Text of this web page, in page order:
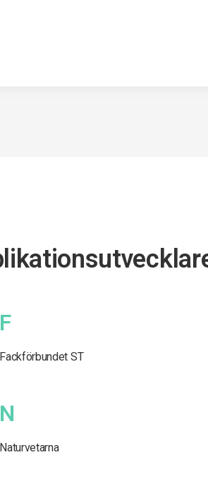
F
Fackförbundet ST
N
Naturvetarna